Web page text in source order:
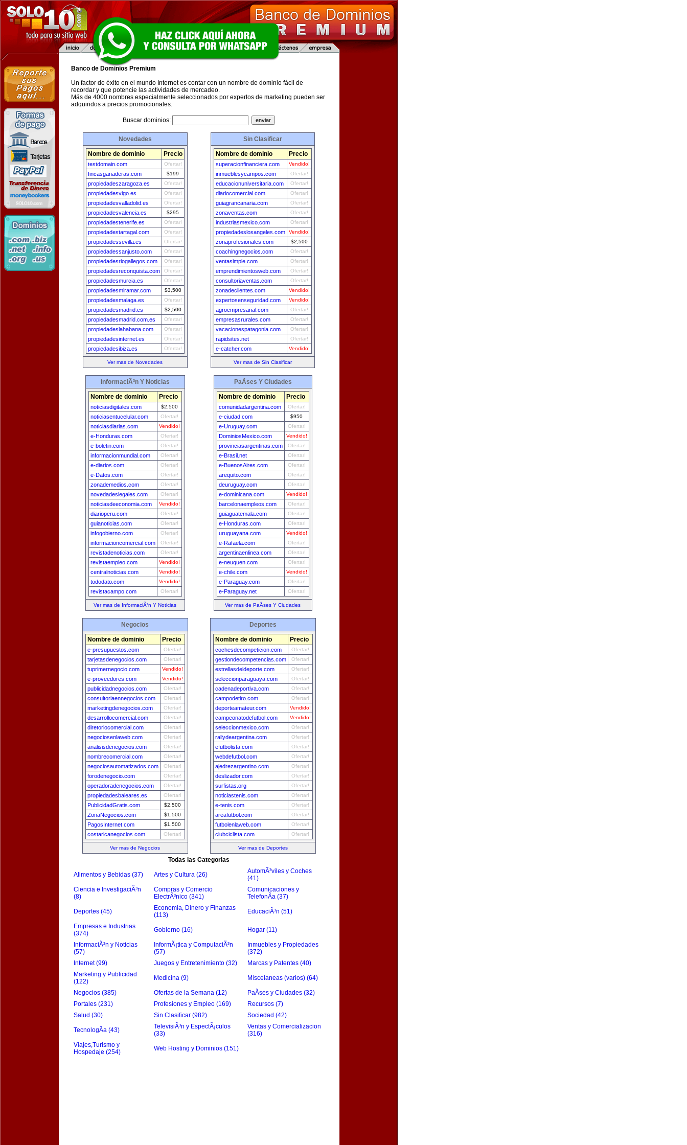
Banco de Dominios Premium
Un factor de éxito en el mundo Internet es contar con un nombre de dominio fácil de
recordar y que potencie las actividades de mercadeo.
Más de 4000 nombres especialmente seleccionados por expertos de marketing pueden ser
adquiridos a precios promocionales.
Buscar dominios:
Novedades
Nombre de dominio Precio
testdomain.com Ofertar!
fincasganaderas.com $199
propiedadeszaragoza.es Ofertar!
propiedadesvigo.es Ofertar!
propiedadesvalladolid.es Ofertar!
propiedadesvalencia.es $295
propiedadestenerife.es Ofertar!
propiedadestartagal.com Ofertar!
propiedadessevilla.es Ofertar!
propiedadessanjusto.com Ofertar!
propiedadesriogallegos.com Ofertar!
propiedadesreconquista.com Ofertar!
propiedadesmurcia.es Ofertar!
propiedadesmiramar.com $3,500
propiedadesmalaga.es Ofertar!
propiedadesmadrid.es $2,500
propiedadesmadrid.com.es Ofertar!
propiedadeslahabana.com Ofertar!
propiedadesinternet.es Ofertar!
propiedadesibiza.es Ofertar!
Ver mas de Novedades
Sin Clasificar
Nombre de dominio Precio
superacionfinanciera.com Vendido!
inmueblesycampos.com Ofertar!
educacionuniversitaria.com Ofertar!
diariocomercial.com Ofertar!
guiagrancanaria.com Ofertar!
zonaventas.com Ofertar!
industriasmexico.com Ofertar!
propiedadeslosangeles.com Vendido!
zonaprofesionales.com $2,500
coachingnegocios.com Ofertar!
ventasimple.com Ofertar!
emprendimientosweb.com Ofertar!
consultoriaventas.com Ofertar!
zonadeclientes.com Vendido!
expertosenseguridad.com Vendido!
agroempresarial.com Ofertar!
empresasrurales.com Ofertar!
vacacionespatagonia.com Ofertar!
rapidsites.net Ofertar!
e-catcher.com Vendido!
Ver mas de Sin Clasificar
InformaciÃ³n Y Noticias
Nombre de dominio Precio
noticiasdigitales.com $2,500
noticiasentucelular.com Ofertar!
noticiasdiarias.com Vendido!
e-Honduras.com Ofertar!
e-boletin.com Ofertar!
informacionmundial.com Ofertar!
e-diarios.com Ofertar!
e-Datos.com Ofertar!
zonademedios.com Ofertar!
novedadeslegales.com Ofertar!
noticiasdeeconomia.com Vendido!
diarioperu.com Ofertar!
guianoticias.com Ofertar!
infogobierno.com Ofertar!
informacioncomercial.com Ofertar!
revistadenoticias.com Ofertar!
revistaempleo.com Vendido!
centralnoticias.com Vendido!
tododato.com Vendido!
revistacampo.com Ofertar!
Ver mas de InformaciÃ³n Y Noticias
PaÃ­ses Y Ciudades
Nombre de dominio Precio
comunidadargentina.com Ofertar!
e-ciudad.com $950
e-Uruguay.com Ofertar!
DominiosMexico.com Vendido!
provinciasargentinas.com Ofertar!
e-Brasil.net Ofertar!
e-BuenosAires.com Ofertar!
arequito.com Ofertar!
deuruguay.com Ofertar!
e-dominicana.com Vendido!
barcelonaempleos.com Ofertar!
guiaguatemala.com Ofertar!
e-Honduras.com Ofertar!
uruguayana.com Vendido!
e-Rafaela.com Ofertar!
argentinaenlinea.com Ofertar!
e-neuquen.com Ofertar!
e-chile.com Vendido!
e-Paraguay.com Ofertar!
e-Paraguay.net Ofertar!
Ver mas de PaÃ­ses Y Ciudades
Negocios
Nombre de dominio Precio
e-presupuestos.com Ofertar!
tarjetasdenegocios.com Ofertar!
tuprimernegocio.com Vendido!
e-proveedores.com Vendido!
publicidadnegocios.com Ofertar!
consultoriaennegocios.com Ofertar!
marketingdenegocios.com Ofertar!
desarrollocomercial.com Ofertar!
diretoriocomercial.com Ofertar!
negociosenlaweb.com Ofertar!
analisisdenegocios.com Ofertar!
nombrecomercial.com Ofertar!
negociosautomatizados.com Ofertar!
forodenegocio.com Ofertar!
operadoradenegocios.com Ofertar!
propiedadesbaleares.es Ofertar!
PublicidadGratis.com $2,500
ZonaNegocios.com $1,500
PagosInternet.com $1,500
costaricanegocios.com Ofertar!
Ver mas de Negocios
Deportes
Nombre de dominio Precio
cochesdecompeticion.com Ofertar!
gestiondecompetencias.com Ofertar!
estrellasdeldeporte.com Ofertar!
seleccionparaguaya.com Ofertar!
cadenadeportiva.com Ofertar!
campodetiro.com Ofertar!
deporteamateur.com Vendido!
campeonatodefutbol.com Vendido!
seleccionmexico.com Ofertar!
rallydeargentina.com Ofertar!
efutbolista.com Ofertar!
webdefutbol.com Ofertar!
ajedrezargentino.com Ofertar!
deslizador.com Ofertar!
surfistas.org Ofertar!
noticiastenis.com Ofertar!
e-tenis.com Ofertar!
areafutbol.com Ofertar!
futbolenlaweb.com Ofertar!
clubciclista.com Ofertar!
Ver mas de Deportes
Todas las Categorias
Alimentos y Bebidas (37) Artes y Cultura (26)
AutomÃ³viles y Coches
(41)
Ciencia e InvestigaciÃ³n
(8)
Compras y Comercio
ElectrÃ³nico (341)
Comunicaciones y
TelefonÃ­a (37)
Deportes (45)
Economia, Dinero y Finanzas
(113)
EducaciÃ³n (51)
Empresas e Industrias
(374)
Gobierno (16) Hogar (11)
InformaciÃ³n y Noticias
(57)
InformÃ¡tica y ComputaciÃ³n
(57)
Inmuebles y Propiedades
(372)
Internet (99)
Juegos y Entretenimiento (32)
Marcas y Patentes (40)
Marketing y Publicidad
(122)
Medicina (9) Miscelaneas (varios) (64)
Negocios (385) Ofertas de la Semana (12)
PaÃ­ses y Ciudades (32)
Portales (231)
Profesiones y Empleo (169)
Recursos (7)
Salud (30)
Sin Clasificar (982) Sociedad (42)
TecnologÃ­a (43)
TelevisiÃ³n y EspectÃ¡culos
(33)
Ventas y Comercializacion
(316)
Viajes,Turismo y
Hospedaje (254)
Web Hosting y Dominios (151)